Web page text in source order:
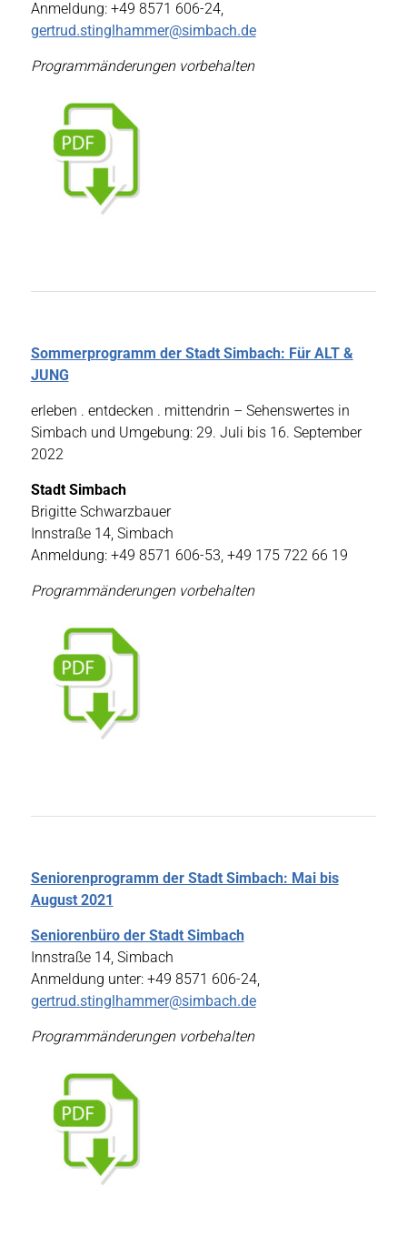
Anmeldung: +49 8571 606-24,
gertrud.stinglhammer@simbach.de
Programmänderungen vorbehalten
Sommerprogramm der Stadt Simbach: Für ALT &
JUNG
erleben . entdecken . mittendrin – Sehenswertes in
Simbach und Umgebung: 29. Juli bis 16. September
2022
Stadt Simbach
Brigitte Schwarzbauer
Innstraße 14, Simbach
Anmeldung: +49 8571 606-53, +49 175 722 66 19
Programmänderungen vorbehalten
Seniorenprogramm der Stadt Simbach: Mai bis
August 2021
Seniorenbüro der Stadt Simbach
Innstraße 14, Simbach
Anmeldung unter: +49 8571 606-24,
gertrud.stinglhammer@simbach.de
Programmänderungen vorbehalten